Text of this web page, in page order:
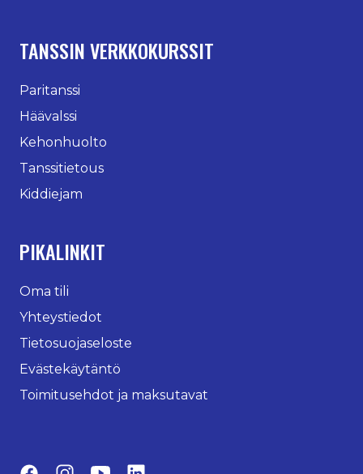
TANSSIN VERKKOKURSSIT
Paritanssi
Häävalssi
Kehonhuolto
Tanssitietous
Kiddiejam
PIKALINKIT
Oma tili
Yhteystiedot
Tietosuojaseloste
Evästekäytäntö
Toimitusehdot ja maksutavat